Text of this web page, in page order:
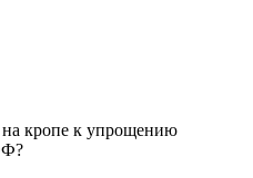
кропе к упрощению